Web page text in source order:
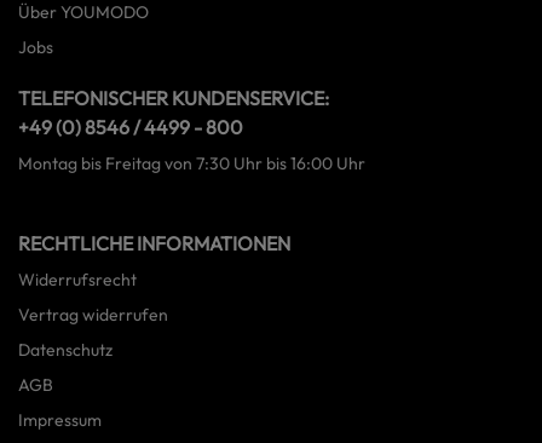
Über YOUMODO
Jobs
TELEFONISCHER KUNDENSERVICE:
+49 (0) 8546 / 4499 - 800
Montag bis Freitag von 7:30 Uhr bis 16:00 Uhr
RECHTLICHE INFORMATIONEN
Widerrufsrecht
Vertrag widerrufen
Datenschutz
AGB
Impressum